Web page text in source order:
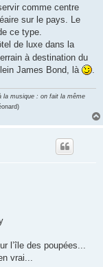
comme centre
sur le pays. Le
ce type.
de luxe dans la
à destination du
James Bond, là
la musique : on fait la même
l’île des poupées...
vrai...